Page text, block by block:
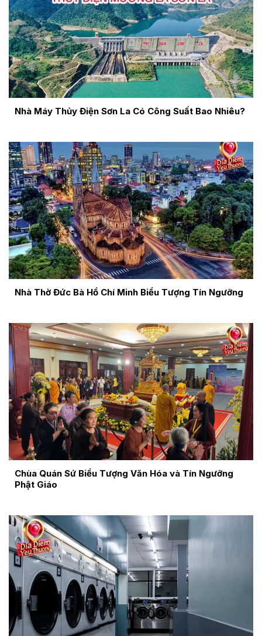
Nhà Máy Thủy Điện Sơn La Có Công Suất Bao Nhiêu?
Nhà Thờ Đức Bà Hồ Chí Minh Biểu Tượng Tín Ngưỡng
Chùa Quán Sứ Biểu Tượng Văn Hóa và Tín Ngưỡng
Phật Giáo